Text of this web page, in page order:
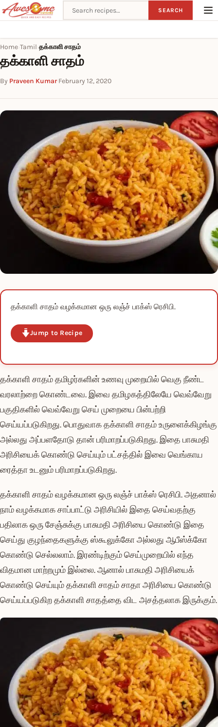
Search recipes SEARCH
Home Tamil தக்காளி சாதம்
தக்காளி சாதம்
By Praveen Kumar·February 12, 2020
தக்காளி சாதம் வழக்கமான ஒரு லஞ்ச் பாக்ஸ் ரெசிபி.
Jump to Recipe
தக்காளி சாதம் தமிழர்களின் உணவு முறையில் வெகு நீண்ட
வரலாற்றை கொண்டவை. இவை தமிழகத்திலேயே வெவ்வேறு
பகுதிகளில் வெவ்வேறு செய் முறையை பின்பற்றி
செய்யப்படுகிறது. பொதுவாக தக்காளி சாதம் உருளைக்கிழங்கு
அல்லது அப்பளதோடு தான் பரிமாறப்படுகிறது. இதை பாசுமதி
அரிசியைக் கொண்டு செய்யும் பட்சத்தில் இவை வெங்காய
ரைத்தா உடனும் பரிமாறப்படுகிறது.
தக்காளி சாதம் வழக்கமான ஒரு லஞ்ச் பாக்ஸ் ரெசிபி. அதனால்
நாம் வழக்கமாக சாப்பாட்டு அரிசியில் இதை செய்வதற்கு
பதிலாக ஒரு சேஞ்சுக்கு பாசுமதி அரிசியை கொண்டு இதை
செய்து குழந்தைகளுக்கு ஸ்கூலுக்கோ அல்லது ஆபீஸ்க்கோ
கொண்டு செல்லலாம். இரண்டிற்கும் செய்முறையில் எந்த
விதமான மாற்றமும் இல்லை. ஆனால் பாசுமதி அரிசியைக்
கொண்டு செய்யும் தக்காளி சாதம் சாதா அரிசியை கொண்டு
செய்யப்படுகிற தக்காளி சாதத்தை விட அசத்தலாக இருக்கும்.